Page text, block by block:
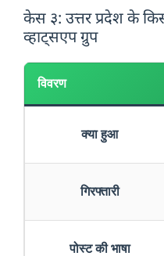
केस ३: उत्तर प्रदेश के
व्हाट्सएप ग्रुप
विवरण
क्या हुआ
गिरफ्तारी
पोस्ट की भाषा